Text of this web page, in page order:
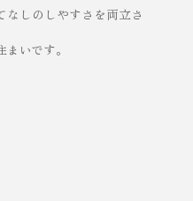
なしのしやすさを両立さ
いです。